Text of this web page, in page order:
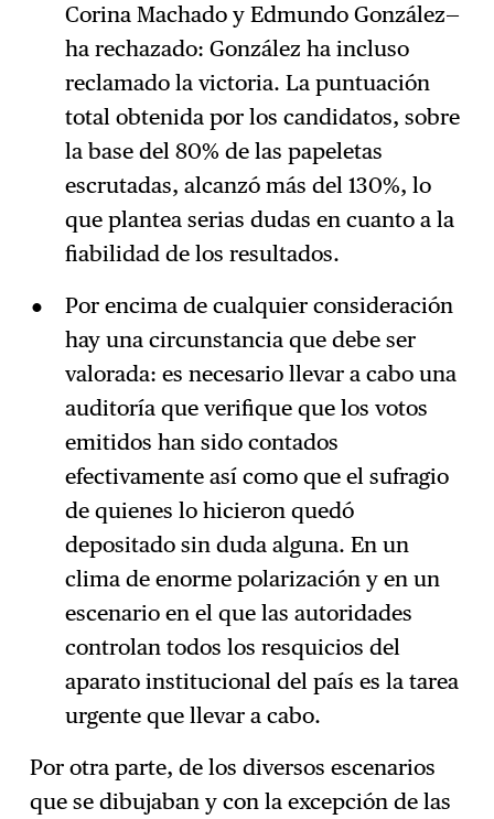
Corina Machado y Edmundo González—
ha rechazado: González ha incluso
reclamado la victoria. La puntuación
total obtenida por los candidatos, sobre
la base del 80% de las papeletas
escrutadas, alcanzó más del 130%, lo
que plantea serias dudas en cuanto a la
fiabilidad de los resultados.
Por encima de cualquier consideración
hay una circunstancia que debe ser
valorada: es necesario llevar a cabo una
auditoría que verifique que los votos
emitidos han sido contados
efectivamente así como que el sufragio
de quienes lo hicieron quedó
depositado sin duda alguna. En un
clima de enorme polarización y en un
escenario en el que las autoridades
controlan todos los resquicios del
aparato institucional del país es la tarea
urgente que llevar a cabo.
Por otra parte, de los diversos escenarios
que se dibujaban y con la excepción de las